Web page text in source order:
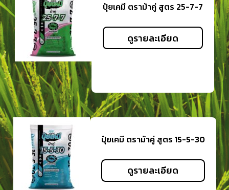
ปุ๋ยเคมี ตราม้าคู่ สูตร 25-7-7
ดูรายละเอียด
ปุ๋ยเคมี ตราม้าคู่ สูตร 15-5-30
ดูรายละเอียด